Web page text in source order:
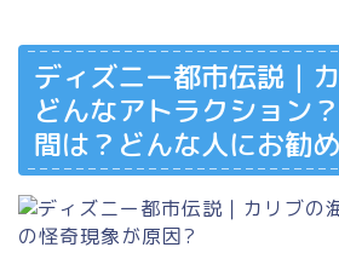
ディズニー都市伝説｜
どんなアトラクション
間は？どんな人にお勧